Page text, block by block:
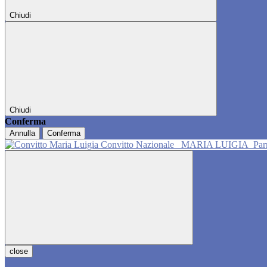
Chiudi
Chiudi
Conferma
Annulla Conferma
Convitto Nazionale MARIA LUIGIA
close